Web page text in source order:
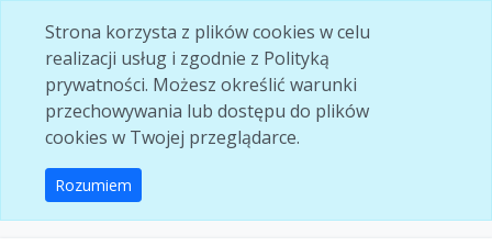
Strona korzysta z plików cookies w celu
realizacji usług i zgodnie z Polityką
prywatności. Możesz określić warunki
przechowywania lub dostępu do plików
cookies w Twojej przeglądarce.
Rozumiem